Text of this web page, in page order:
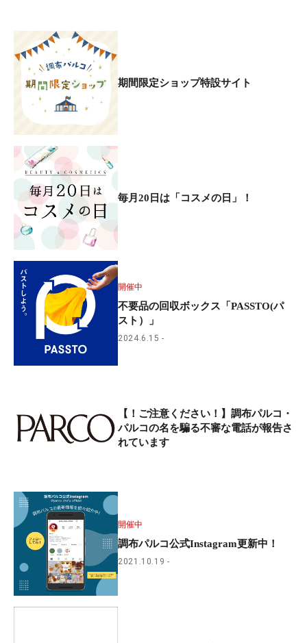
期間限定ショップ特設サイト
毎月20日は「コスメの日」！
開催中
不要品の回収ボックス「PASSTO(パ
スト）」
2024.6.15
【！ご注意ください！】調布パルコ・
パルコの名を騙る不審な電話が報告さ
れています
開催中
調布パルコ公式Instagram更新中！
2021.10.19